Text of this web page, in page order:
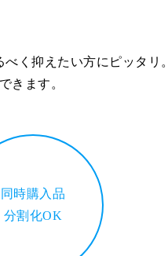
く抑えたい方にピッタリ。
きます。
同時購入品
分割化OK